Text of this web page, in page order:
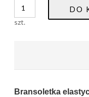
szt.
DO
Bransoletka